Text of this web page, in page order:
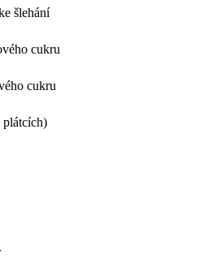
šlehání
cukru
cukru
plátcích)